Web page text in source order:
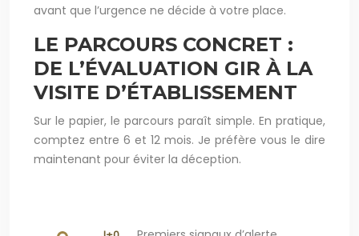
avant que l’urgence ne décide à votre place.
LE PARCOURS CONCRET :
DE L’ÉVALUATION GIR À LA
VISITE D’ÉTABLISSEMENT
Sur le papier, le parcours paraît simple. En pratique,
comptez entre 6 et 12 mois. Je préfère vous le dire
maintenant pour éviter la déception.